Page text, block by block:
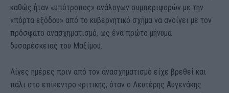
καθώς ήταν «υπότροπος» ανάλογων συμπεριφορών με την
«πόρτα εξόδου» από το κυβερνητικό σχήμα να ανοίγει με τον
πρόσφατο ανασχηματισμό, ως ένα πρώτο μήνυμα
δυσαρέσκειας του Μαξίμου.
Λίγες ημέρες πριν από τον ανασχηματισμό είχε βρεθεί και
πάλι στο επίκεντρο κριτικής, όταν ο Λευτέρης Αυγενάκης